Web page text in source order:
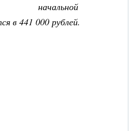
начальной
в 441 000 рублей.